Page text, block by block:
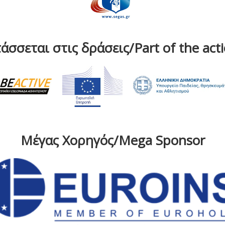
στις δράσεις/Part of the
Μέγας Χορηγός/Mega Sponsor